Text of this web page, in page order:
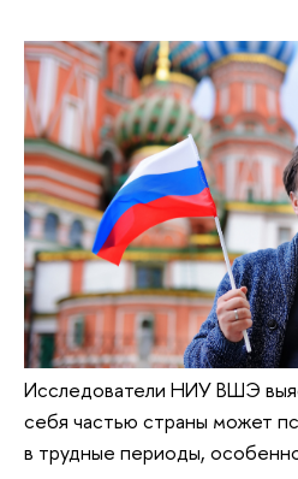
Исследователи НИУ ВШЭ
себя частью страны может
в трудные периоды,